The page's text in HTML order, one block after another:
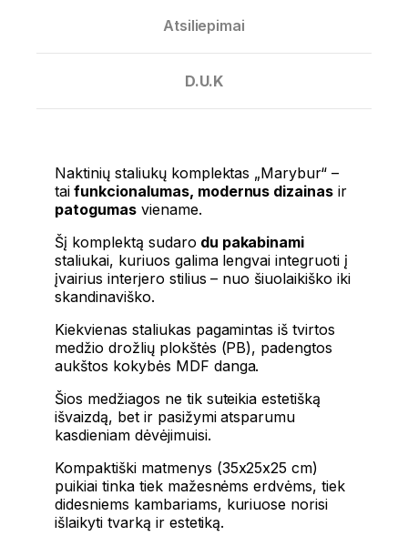
Atsiliepimai
D.U.K
Naktinių staliukų komplektas „Marybur“ –
taifunkcionalumas, modernus dizainas ir
patogumasviename.
Šį komplektą sudaro du pakabinami
staliukai, kuriuos galima lengvai integruoti į
įvairius interjero stilius – nuo šiuolaikiško iki
skandinaviško.
Kiekvienas staliukas pagamintas iš tvirtos
medžio drožlių plokštės (PB), padengtos
aukštos kokybės MDF danga.
Šios medžiagos ne tik suteikia estetišką
išvaizdą, bet ir pasižymi atsparumu
kasdieniam dėvėjimuisi.
Kompaktiški matmenys (35x25x25 cm)
puikiai tinka tiek mažesnėms erdvėms, tiek
didesniems kambariams, kuriuose norisi
išlaikyti tvarką ir estetiką.